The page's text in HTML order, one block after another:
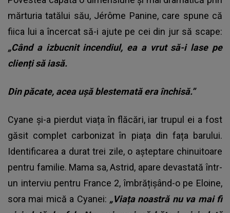
mărturia tatălui său, Jérôme Panine, care spune că
fiica lui a încercat să-i ajute pe cei din jur să scape:
„Când a izbucnit incendiul, ea a vrut să-i lase pe
clienți să iasă.
Din păcate, acea ușă blestemată era închisă.”
Cyane și-a pierdut viața în flăcări, iar trupul ei a fost
găsit complet carbonizat în piața din fața barului.
Identificarea a durat trei zile, o așteptare chinuitoare
pentru familie. Mama sa, Astrid, apare devastată într-
un interviu pentru France 2, îmbrățișând-o pe Eloine,
sora mai mică a Cyanei: „Viața noastră nu va mai fi